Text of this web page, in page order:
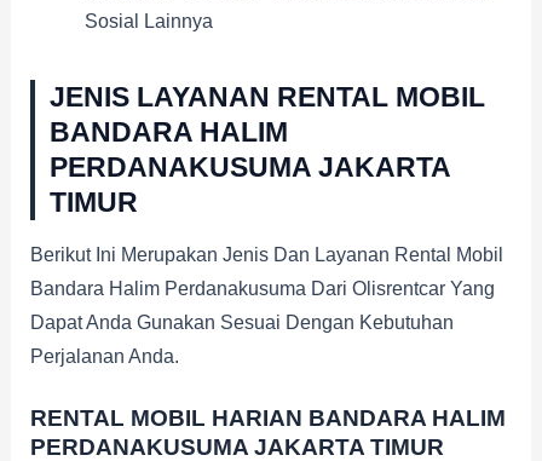
Sosial Lainnya
JENIS LAYANAN RENTAL MOBIL
BANDARA HALIM
PERDANAKUSUMA JAKARTA
TIMUR
Berikut Ini Merupakan Jenis Dan Layanan Rental Mobil
Bandara Halim Perdanakusuma Dari Olisrentcar Yang
Dapat Anda Gunakan Sesuai Dengan Kebutuhan
Perjalanan Anda.
RENTAL MOBIL HARIAN BANDARA HALIM
PERDANAKUSUMA JAKARTA TIMUR